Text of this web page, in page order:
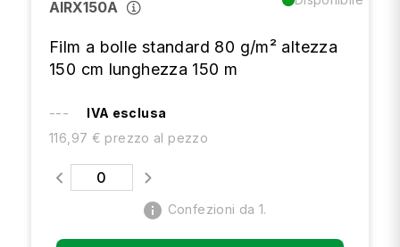
AIRX150A
Film a bolle standard 80 g/m² altezza
150 cm lunghezza 150 m
---
IVA esclusa
116,97 € prezzo al pezzo
info Confezioni da 1.